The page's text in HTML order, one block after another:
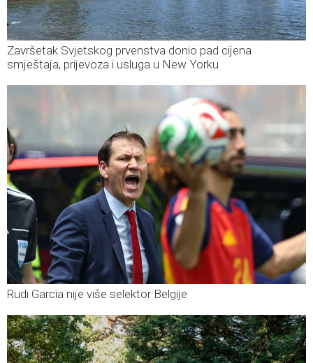
Završetak Svjetskog prvenstva donio pad cijena
smještaja, prijevoza i usluga u New Yorku
Rudi Garcia nije više selektor Belgije